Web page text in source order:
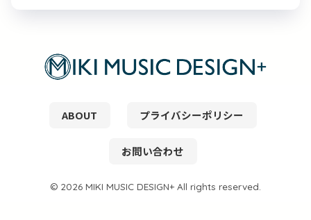
ABOUT プライバシーポリシー
お問い合わせ
© 2026 MIKI MUSIC DESIGN+ All rights reserved.